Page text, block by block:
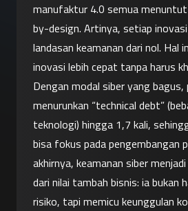
manufaktur 4.0 semua
by-design. Artinya, setiap
landasan keamanan dari nol. Hal
inovasi lebih cepat tanpa harus
Dengan modal siber yang bagus,
menurunkan “technical debt”
teknologi) hingga 1,7 kali,
bisa fokus pada pengembangan
akhirnya, keamanan siber
dari nilai tambah bisnis: ia bukan
risiko, tapi memicu keunggulan